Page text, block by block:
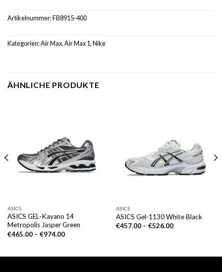
Artikelnummer:FB8915-400
Kategorien:Air Max,Air Max 1,Nike
ÄHNLICHE PRODUKTE
ASICS
ASICS GEL-Kayano 14
Metropolis Jasper Green
€465.00– €974.00
ASICS
ASICS Gel-1130 White Black
€457.00– €526.00